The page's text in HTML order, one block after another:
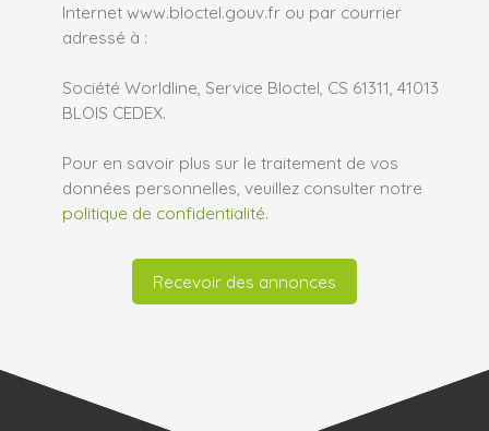
Internet www.bloctel.gouv.fr ou par courrier
adressé à :
Société Worldline, Service Bloctel, CS 61311, 41013
BLOIS CEDEX.
Pour en savoir plus sur le traitement de vos
données personnelles, veuillez consulter notre
politique de confidentialité.
Recevoir des annonces